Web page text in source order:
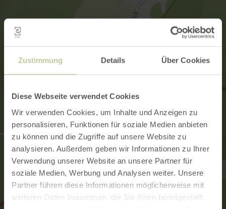
Zustimmung Details Über Cookies
Diese Webseite verwendet Cookies
Wir verwenden Cookies, um Inhalte und Anzeigen zu
personalisieren, Funktionen für soziale Medien anbieten
zu können und die Zugriffe auf unsere Website zu
analysieren. Außerdem geben wir Informationen zu Ihrer
Verwendung unserer Website an unsere Partner für
soziale Medien, Werbung und Analysen weiter. Unsere
Partner führen diese Informationen möglicherweise mit
weiteren Daten zusammen, die Sie ihnen bereitgestellt